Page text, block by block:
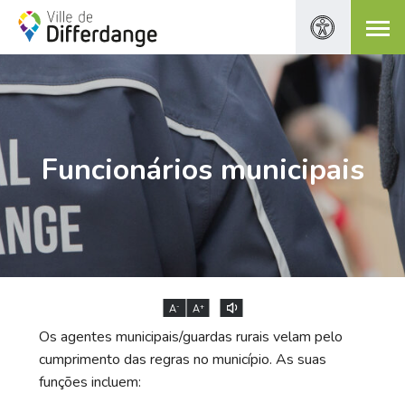
Funcionários municipais
A- A+
Os agentes municipais/guardas rurais velam pelo
cumprimento das regras no município. As suas
funções incluem: